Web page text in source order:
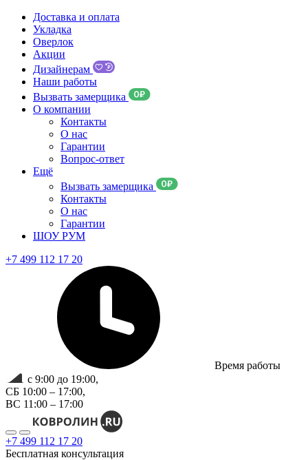
Доставка и оплата
Укладка
Оверлок
Акции
Дизайнерам
Наши работы
Вызвать замерщика
О компании
Контакты
О нас
Гарантии
Вопрос-ответ
Ещё
Вызвать замерщика
Контакты
О нас
Гарантии
ШОУ РУМ
+7 499 112 17 20
Время работы
с 9:00 до 19:00,
СБ 10:00 – 17:00,
ВС 11:00 – 17:00
+7 499 112 17 20
Бесплатная консультация